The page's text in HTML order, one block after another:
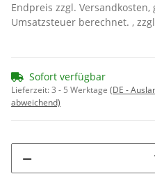
Endpreis zzgl. Versandkosten,
Umsatzsteuer berechnet. ,
Sofort verfügbar
Lieferzeit:3 - 5 Werktage (DE -
abweichend)